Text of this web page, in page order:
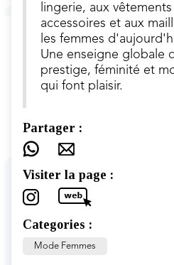
lingerie, aux
accessoires et aux
les femmes
Une enseigne globale
prestige, féminité et
qui font plaisir.
Partager :
Visiter la page :
Categories :
Mode Femmes